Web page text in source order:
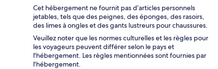
Cet hébergement ne fournit pas d’articles personnels
jetables, tels que des peignes, des éponges, des rasoirs,
des limes à ongles et des gants lustreurs pour chaussures.
Veuillez noter que les normes culturelles et les règles pour
les voyageurs peuvent différer selon le pays et
l'hébergement. Les règles mentionnées sont fournies par
l'hébergement.